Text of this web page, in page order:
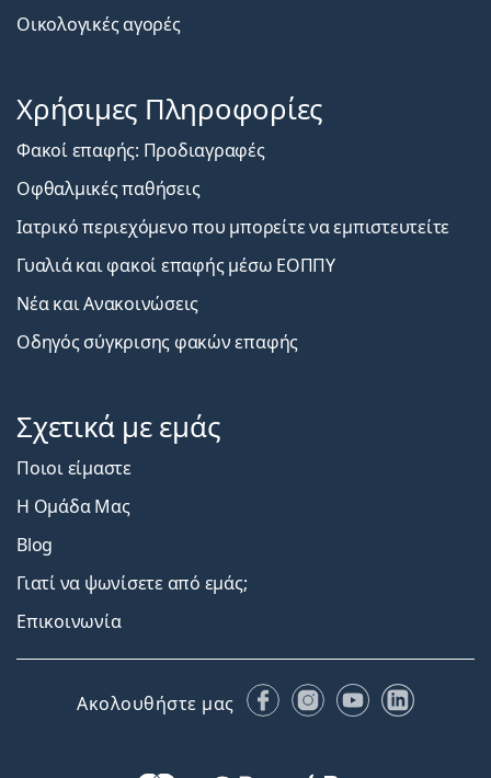
Οικολογικές αγορές
Χρήσιμες Πληροφορίες
Φακοί επαφής: Προδιαγραφές
Οφθαλμικές παθήσεις
Ιατρικό περιεχόμενο που μπορείτε να εμπιστευτείτε
Γυαλιά και φακοί επαφής μέσω ΕΟΠΠΥ
Νέα και Ανακοινώσεις
Οδηγός σύγκρισης φακών επαφής
Σχετικά με εμάς
Ποιοι είμαστε
Η Ομάδα Μας
Blog
Γιατί να ψωνίσετε από εμάς;
Επικοινωνία
Ακολουθήστε μας FacebookInstagram
YouTubeLinkedIn